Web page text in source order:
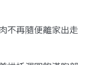
不再隨便離家出走